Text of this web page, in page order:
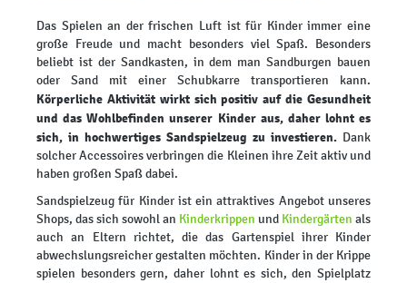
Das Spielen an der frischen Luft ist für Kinder immer eine
große Freude und macht besonders viel Spaß. Besonders
beliebt ist der Sandkasten, in dem man Sandburgen bauen
oder Sand mit einer Schubkarre transportieren kann.
Körperliche Aktivität wirkt sich positiv auf die Gesundheit
und das Wohlbefinden unserer Kinder aus, daher lohnt es
sich, in hochwertiges Sandspielzeug zu investieren. Dank
solcher Accessoires verbringen die Kleinen ihre Zeit aktiv und
haben großen Spaß dabei.
Sandspielzeug für Kinder ist ein attraktives Angebot unseres
Shops, das sich sowohl an Kinderkrippen und Kindergärten als
auch an Eltern richtet, die das Gartenspiel ihrer Kinder
abwechslungsreicher gestalten möchten. Kinder in der Krippe
spielen besonders gern, daher lohnt es sich, den Spielplatz